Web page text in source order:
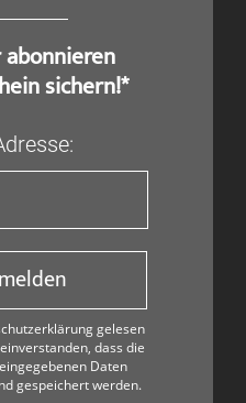
sichern!*
gelesen
dass die
Daten
gespeichert werden.